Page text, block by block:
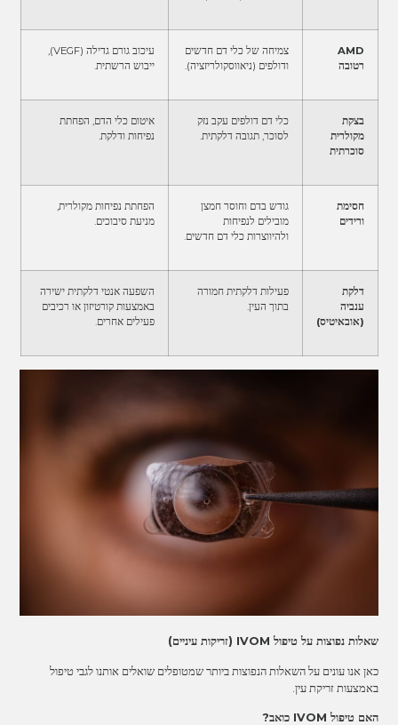
AMD
רטובה
צמיחה של כלי דם חדשים
ודולפים (ניאווסקולריזציה).
עיכוב גורם גדילה (VEGF),
ייבוש הרשתית.
בצקת
מקולרית
סוכרתית
כלי דם דולפים עקב נזק
לסוכר, תגובה דלקתית.
איטום כלי הדם, הפחתת
נפיחות ודלקת.
חסימת
ורידים
גודש בדם וחוסר חמצן
מובילים לנפיחות
ולהיווצרות כלי דם חדשים.
הפחתת נפיחות מקולרית,
מניעת סיבוכים.
דלקת
ענביה
(אובאיטיס)
פעילות דלקתית חמורה
בתוך העין.
השפעה אנטי דלקתית ישירה
באמצעות קורטיזון או רכיבים
פעילים אחרים.
שאלות נפוצות על טיפול IVOM (זריקות עיניים)
כאן אנו עונים על השאלות הנפוצות ביותר שמטופלים שואלים אותנו לגבי טיפול
באמצעות זריקת עין.
האם טיפול IVOM כואב?